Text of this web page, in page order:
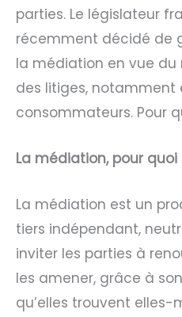
parties. Le législateur
récemment décidé de
la médiation en vue
des litiges, notamment
consommateurs. Pour
La médiation, pour quoi
La médiation est un
tiers indépendant,
inviter les parties à
les amener, grâce à
qu’elles trouvent elles-